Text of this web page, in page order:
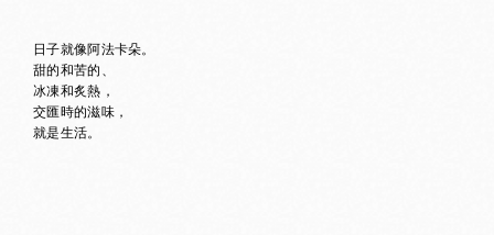
日子就像阿法卡朵。
甜的和苦的、
冰凍和炙熱，
交匯時的滋味，
就是生活。